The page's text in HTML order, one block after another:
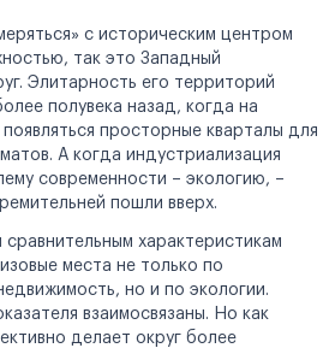
с историческим центром
так это Западный
Элитарность его территорий
полувека назад, когда на
просторные кварталы для
А когда индустриализация
современности – экологию, –
пошли вверх.
сравнительным характеристикам
места не только по
но и по экологии.
взаимосвязаны. Но как
делает округ более